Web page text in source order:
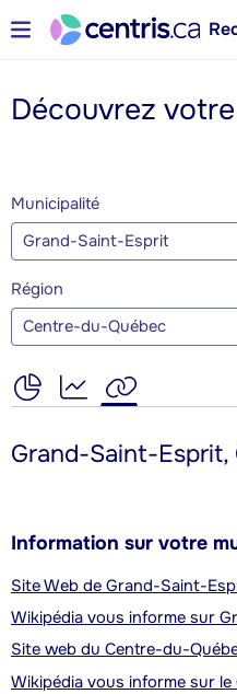
Découvrez
Municipalité
Grand-Saint-Esprit
Région
Centre-du-Québec
Grand-Saint-
Information sur votre
Site Web de Grand-Saint-
Wikipédia vous informe sur
Site web du Centre-du-
Wikipédia vous informe sur